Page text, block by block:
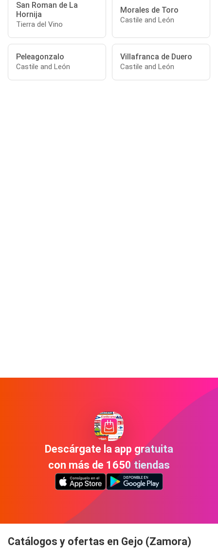
San Roman de La
Hornija
Tierra del Vino
Morales de Toro
Castile and León
Peleagonzalo
Castile and León
Villafranca de Duero
Castile and León
Descárgate la app gratuita
con más de 1650 tiendas
Catálogos y ofertas en Gejo (Zamora)